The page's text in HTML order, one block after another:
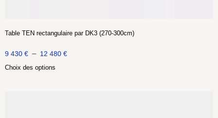
Table TEN rectangulaire par DK3 (270-300cm)
9 430 € – 12 480 €
Choix des options